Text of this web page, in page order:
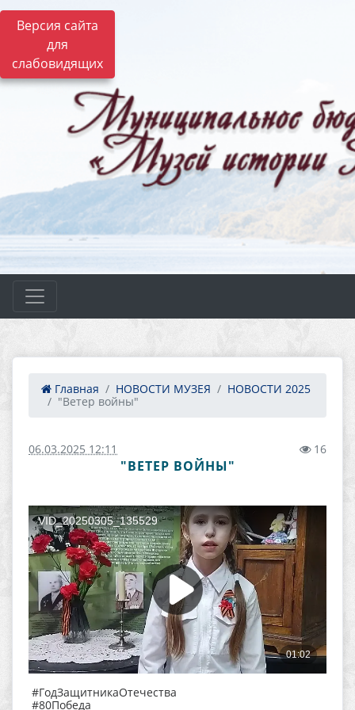
Версия сайта
для
слабовидящих
Главная НОВОСТИ МУЗЕЯ
НОВОСТИ 2025
"Ветер войны"
06.03.2025 12:11 16
"ВЕТЕР ВОЙНЫ"
#ГодЗащитникаОтечества
#80Победа